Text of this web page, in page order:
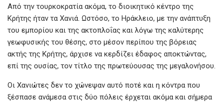
Από την τουρκοκρατία ακόμα, το διοικητικό κέντρο της
Κρήτης ήταν τα Χανιά. Ωστόσο, το Ηράκλειο, με την ανάπτυξη
του εμπορίου και της ακτοπλοΐας και λόγω της καλύτερης
γεωφυσικής του θέσης, στο μέσον περίπου της βόρειας
ακτής της Κρήτης, άρχισε να κερδίζει έδαφος αποκτώντας,
επί της ουσίας, τον τίτλο της πρωτεύουσας της μεγαλονήσου.
Οι Χανιώτες δεν το χώνεψαν αυτό ποτέ και η κόντρα που
ξέσπασε ανάμεσα στις δύο πόλεις έρχεται ακόμα και σήμερα